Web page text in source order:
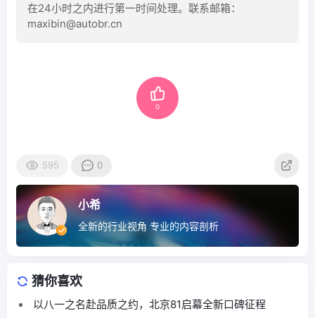
在24小时之内进行第一时间处理。联系邮箱：
maxibin@autobr.cn
0
595 0
小希
全新的行业视角 专业的内容剖析
猜你喜欢
以八一之名赴品质之约，北京81启幕全新口碑征程